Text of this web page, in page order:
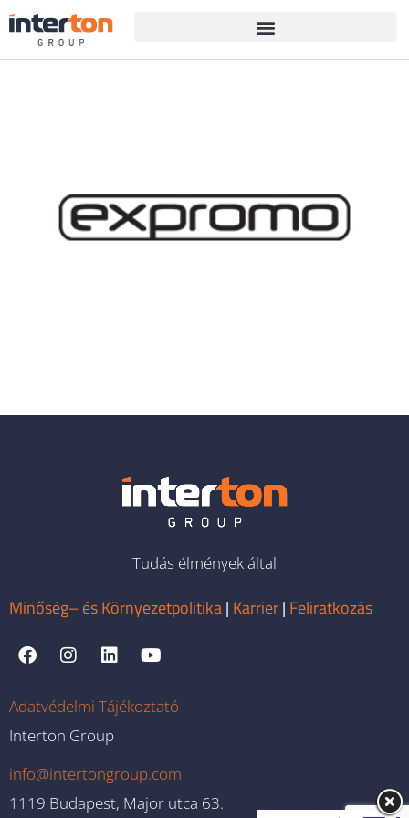
Tudás élmények által
Minőség– és Környezetpolitika| Karrier| Feliratkozás
Adatvédelmi Tájékoztató
Interton Group
info@intertongroup.com
1119 Budapest, Major utca 63.